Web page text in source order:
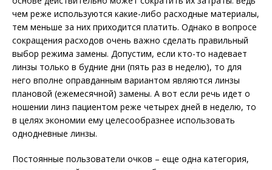
чем реже используются какие-либо расходные материалы,
тем меньше за них приходится платить. Однако в вопросе
сокращения расходов очень важно сделать правильный
выбор режима замены. Допустим, если кто-то надевает
линзы только в будние дни (пять раз в неделю), то для
него вполне оправданным вариантом являются линзы
плановой (ежемесячной) замены. А вот если речь идет о
ношении линз пациентом реже четырех дней в неделю, то
в целях экономии ему целесообразнее использовать
однодневные линзы.
Постоянные пользователи очков – еще одна категория,